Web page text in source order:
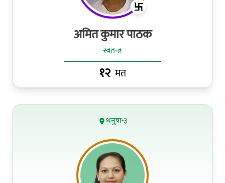
अमित कुमार पाठक
स्वतन्त्र
१२ मत
धनुषा-३